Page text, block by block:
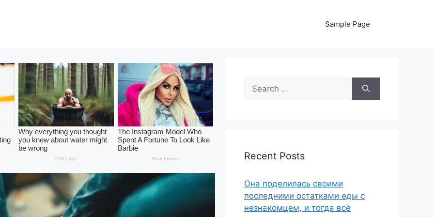
Sample Page
Search
for:
Recent Posts
Она поделилась своими
последними остатками еды с
незнакомцем, и тогда всё